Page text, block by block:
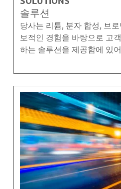
솔루션
당사는 리튬, 분자 합성, 브
보적인 경험을 바탕으로 고
하는 솔루션을 제공함에 있